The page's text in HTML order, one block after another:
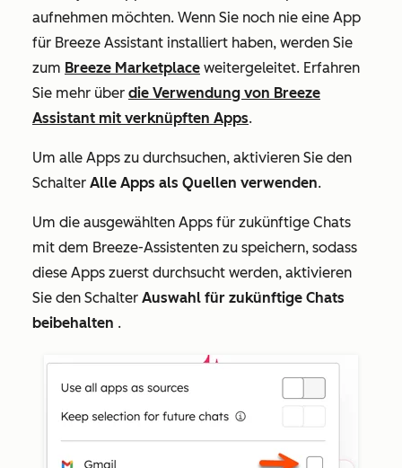
aufnehmen möchten. Wenn Sie noch nie eine App
für Breeze Assistant installiert haben, werden Sie
zum Breeze Marketplace weitergeleitet. Erfahren
Sie mehr über die Verwendung von Breeze
Assistant mit verknüpften Apps.
Um alle Apps zu durchsuchen, aktivieren Sie den
Schalter Alle Apps als Quellen verwenden.
Um die ausgewählten Apps für zukünftige Chats
mit dem Breeze-Assistenten zu speichern, sodass
diese Apps zuerst durchsucht werden, aktivieren
Sie den Schalter Auswahl für zukünftige Chats
beibehalten .